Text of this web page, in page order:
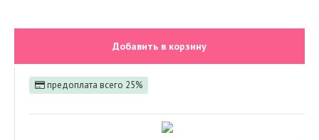
Добавить в корзину
предоплата всего 25%